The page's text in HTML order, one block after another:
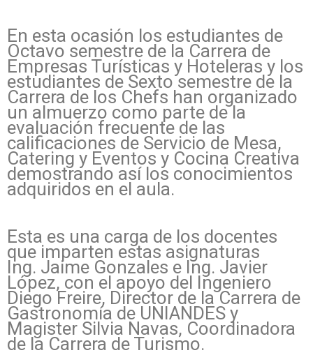
En esta ocasión los estudiantes de
Octavo semestre de la Carrera de
Empresas Turísticas y Hoteleras y los
estudiantes de Sexto semestre de la
Carrera de los Chefs han organizado
un almuerzo como parte de la
evaluación frecuente de las
calificaciones de Servicio de Mesa,
Catering y Eventos y Cocina Creativa
demostrando así los conocimientos
adquiridos en el aula.
Esta es una carga de los docentes
que imparten estas asignaturas
Ing. Jaime Gonzales e Ing. Javier
López, con el apoyo del Ingeniero
Diego Freire, Director de la Carrera de
Gastronomía de UNIANDES y
Magister Silvia Navas, Coordinadora
de la Carrera de Turismo.